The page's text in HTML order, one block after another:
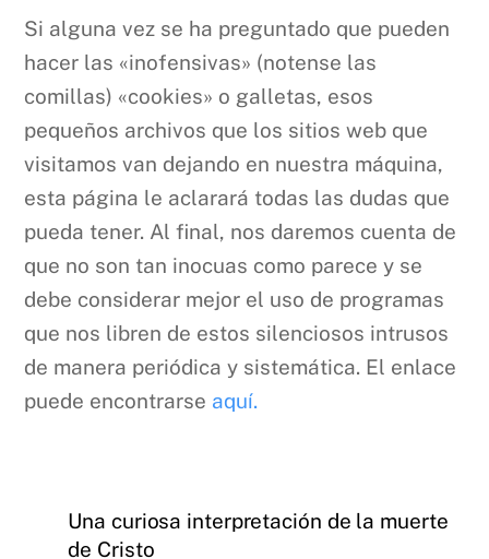
Si alguna vez se ha preguntado que pueden
hacer las «inofensivas» (notense las
comillas) «cookies» o galletas, esos
pequeños archivos que los sitios web que
visitamos van dejando en nuestra máquina,
esta página le aclarará todas las dudas que
pueda tener. Al final, nos daremos cuenta de
que no son tan inocuas como parece y se
debe considerar mejor el uso de programas
que nos libren de estos silenciosos intrusos
de manera periódica y sistemática. El enlace
puede encontrarse aquí.
Una curiosa interpretación de la muerte
de Cristo